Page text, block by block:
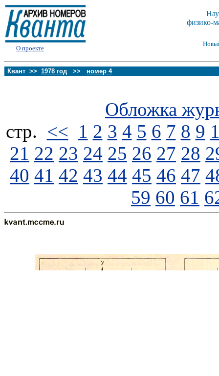
О проекте
физико-
Квант >> 1978 год >> номер 4
Обложка
стp. << 1 2 3 4 5 6 7 8 9
21 22 23 24 25 26 27 28
40 41 42 43 44 45 46 47
59 60 61